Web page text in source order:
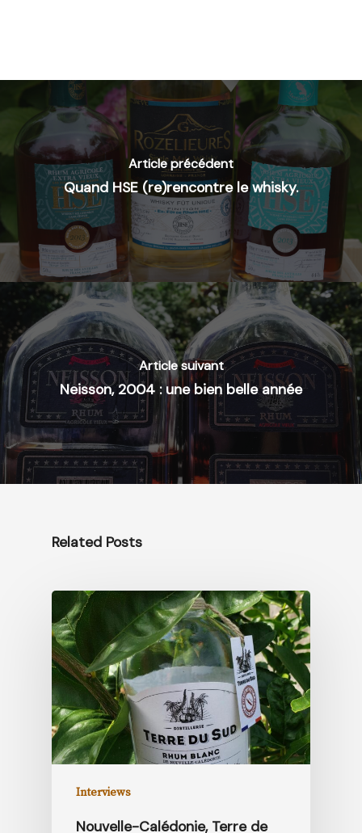
Article précédent
Quand HSE (re)rencontre le whisky.
Article suivant
Neisson, 2004 : une bien belle année
Related Posts
Interviews
Nouvelle-Calédonie, Terre de